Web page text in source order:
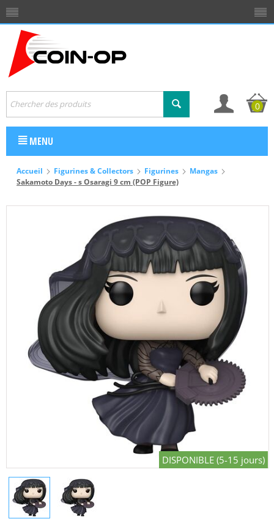
0
MENU
Accueil Figurines & Collectors Figurines
Mangas
Sakamoto Days - s Osaragi 9 cm (POP Figure)
DISPONIBLE (5-15 jours)